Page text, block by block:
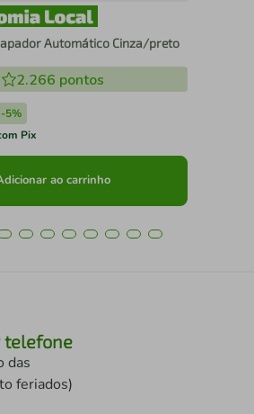
Automático Cinza/preto
2.266 pontos
-5%
Pix
ao carrinho
telefone
das
feriados)